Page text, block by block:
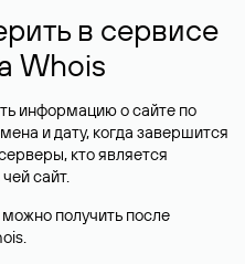
в сервисе
Whois
информацию о сайте по
и дату, когда завершится
кто является
сайт.
получить после